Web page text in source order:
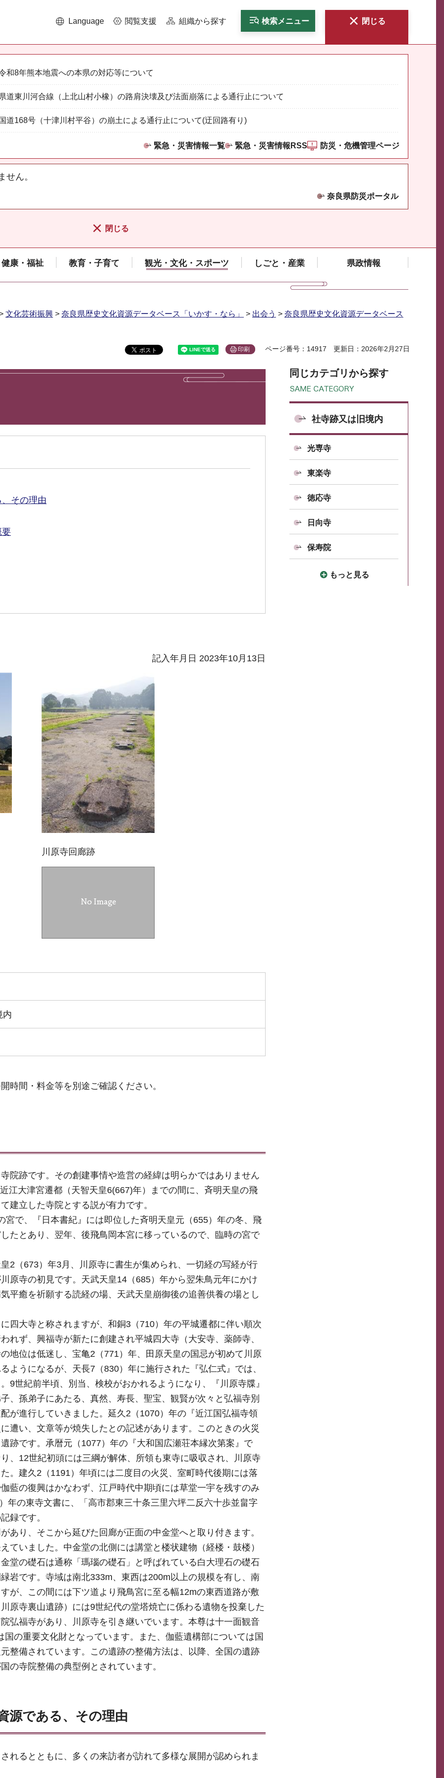
Language 閲覧支援 組織から探す 検索メニュー 閉じる
和8年熊本地震への本県の対応等について
道東川河合線（上北山村小橡）の路肩決壊及び法面崩落による通行止について
道168号（十津川村平谷）の崩土による通行止について(迂回路有り)
緊急・災害情報一覧 緊急・災害情報RSS 防災・危機管理ページ
せん。
奈良県防災ポータル
閉じる
健康・福祉 教育・子育て 観光・文化・スポーツ しごと・産業 県政情報
文化芸術振興 > 奈良県歴史文化資源データベース「いかす・なら」 > 出会う > 奈良県歴史文化資源データベース
印刷 ページ番号：14917 更新日：2026年2月27日
その理由
要
記入年月日 2023年10月13日
川原寺回廊跡
内
時間・料金等を別途ご確認ください。
院跡です。その創建事情や造営の経緯は明らかではありません
江大津宮遷都（天智天皇6(667)年）までの間に、斉明天皇の飛
建立した寺院とする説が有力です。
で、『日本書紀』には即位した斉明天皇元（655）年の冬、飛
たとあり、翌年、後飛鳥岡本宮に移っているので、臨時の宮で
2（673）年3月、川原寺に書生が集められ、一切経の写経が行
原寺の初見です。天武天皇14（685）年から翌朱鳥元年にかけ
平癒を祈願する読経の場、天武天皇崩御後の追善供養の場とし
四大寺と称されますが、和銅3（710）年の平城遷都に伴い順次
れず、興福寺が新たに創建され平城四大寺（大安寺、薬師寺、
地位は低迷し、宝亀2（771）年、田原天皇の国忌が初めて川原
ようになるが、天長7（830）年に施行された『弘仁式』では、
9世紀前半頃、別当、検校がおかれるようになり、『川原寺牒』
、孫弟子にあたる、真然、寿長、聖宝、観賢が次々と弘福寺別
が進行していきました。延久2（1070）年の『近江国弘福寺領
遭い、文章等が焼失したとの記述があります。このときの火災
跡です。承暦元（1077）年の『大和国広瀬荘本縁次第案』で
、12世紀初頭には三綱が解体、所領も東寺に吸収され、川原寺
。建久2（1191）年頃には二度目の火災、室町時代後期には落
藍の復興はかなわず、江戸時代中期頃には草堂一宇を残すのみ
年の東寺文書に、「高市郡東三十条三里六坪二反六十歩並畠字
録です。
あり、そこから延びた回廊が正面の中金堂へと取り付きます。
ていました。中金堂の北側には講堂と楼状建物（経楼・鼓楼）
堂の礎石は通称「瑪瑙の礎石」と呼ばれている白大理石の礎石
岩です。寺域は南北333m、東西は200m以上の規模を有し、南
が、この間には下ツ道より飛鳥宮に至る幅12mの東西道路が敷
原寺裏山遺跡）には9世紀代の堂塔焼亡に係わる遺物を投棄した
弘福寺があり、川原寺を引き継いでいます。本尊は十一面観音
の重要文化財となっています。また、伽藍遺構部については国
整備されています。この遺跡の整備方法は、以降、全国の遺跡
の寺院整備の典型例とされています。
源である、その理由
れるとともに、多くの来訪者が訪れて多様な展開が認められま
同じカテゴリから探す
社寺跡又は旧境内
光専寺
東楽寺
徳応寺
日向寺
保寿院
もっと見る